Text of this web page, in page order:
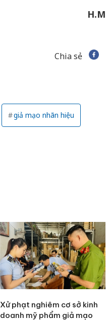
H.M
Chia sẻ
giả mạo nhãn hiệu
Xử phạt nghiêm cơ sở kinh
doanh mỹ phẩm giả mạo